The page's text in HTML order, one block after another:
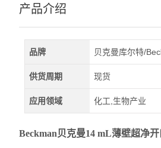
产品介绍
品牌 贝克曼库尔特/
供货周期 现货
应用领域 化工,生物产业
Beckman贝克曼14 mL薄壁超净开